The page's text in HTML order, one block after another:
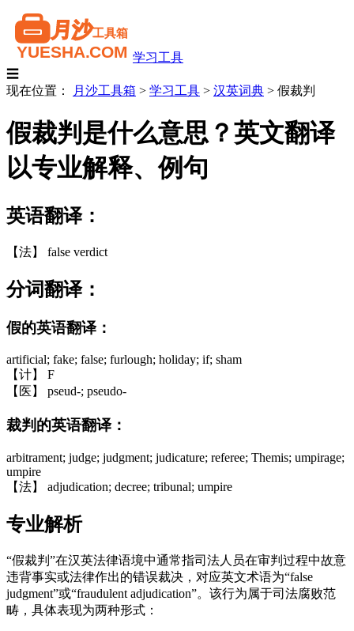
学习工具
☰
现在位置：
月沙工具箱 > 学习工具 > 汉英词典 > 假裁判
假裁判是什么意思？英文翻译
以专业解释、例句
英语翻译：
【法】 false verdict
分词翻译：
假的英语翻译：
artificial; fake; false; furlough; holiday; if; sham
【计】 F
【医】 pseud-; pseudo-
裁判的英语翻译：
arbitrament; judge; judgment; judicature; referee; Themis; umpirage;
umpire
【法】 adjudication; decree; tribunal; umpire
专业解析
“假裁判”在汉英法律语境中通常指司法人员在审判过程中故意
违背事实或法律作出的错误裁决，对应英文术语为“false
judgment”或“fraudulent adjudication”。该行为属于司法腐败范
畴，具体表现为两种形式：